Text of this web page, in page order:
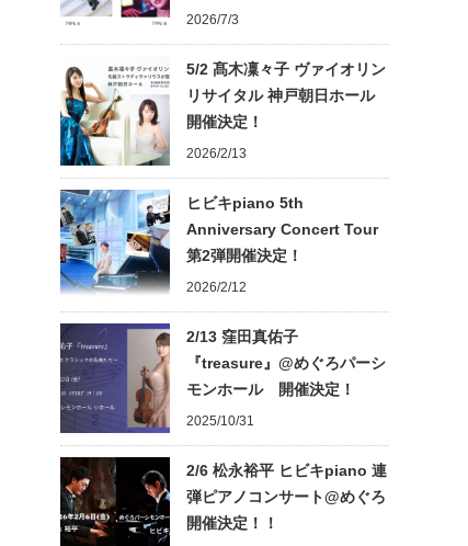
2026/7/3
5/2 髙木凜々子 ヴァイオリン
リサイタル 神戸朝日ホール
開催決定！
2026/2/13
ヒビキpiano 5th
Anniversary Concert Tour
第2弾開催決定！
2026/2/12
2/13 窪田真佑子
『treasure』@めぐろパーシ
モンホール 開催決定！
2025/10/31
2/6 松永裕平 ヒビキpiano 連
弾ピアノコンサート@めぐろ
開催決定！！